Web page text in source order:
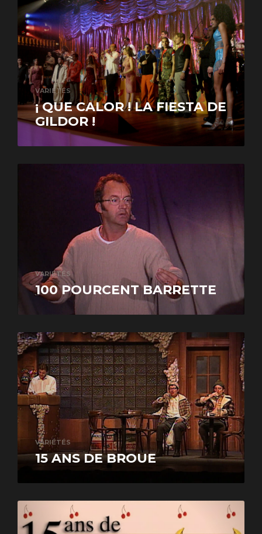
VARIÉTÉS
¡ QUE CALOR ! LA FIESTA DE
GILDOR !
VARIÉTÉS
100 POURCENT BARRETTE
VARIÉTÉS
15 ANS DE BROUE